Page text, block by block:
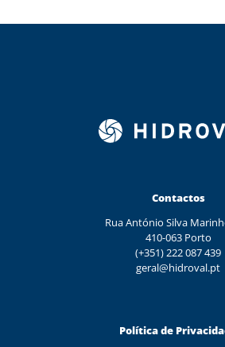
Contactos
Rua António Silva
410-063 Porto
(+351) 222 087 439
geral@hidroval.pt
Política de